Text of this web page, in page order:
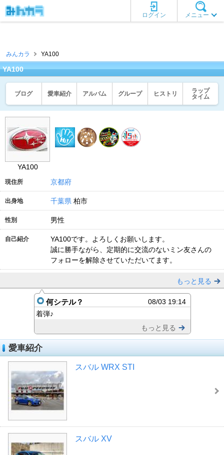
メニュー
ログイン
みんカラ YA100
YA100
ブログ 愛車紹介 アルバム グループ ヒストリ
ラップ
タイム
YA100
現住所 京都府
出身地 千葉県 柏市
性別 男性
自己紹介
YA100です。よろしくお願いします。
誠に勝手ながら、定期的に交流のないミン友さんの
フォローを解除させていただいてます。
もっと見る
何シテル？
08/03 19:14
着弾♪
もっと見る
愛車紹介
スバル WRX STI
スバル XV